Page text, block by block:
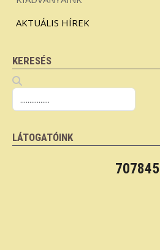
AKTUÁLIS HÍREK
KERESÉS
LÁTOGATÓINK
707845